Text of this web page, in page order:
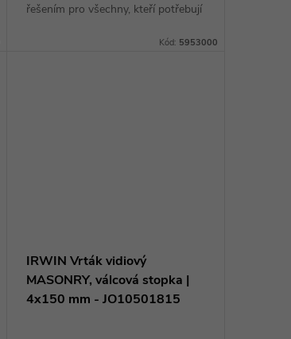
řešením pro všechny, kteří potřebují
různých materiálech. Sada obsahuje
Kód: 5953000
IRWIN Vrták vidiový
MASONRY, válcová stopka |
4x150 mm - JO10501815